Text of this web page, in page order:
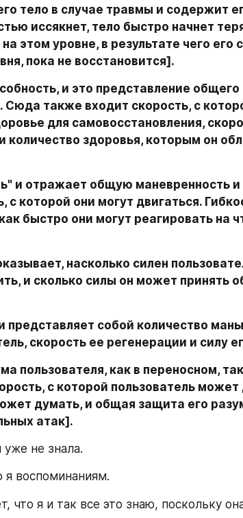
тело в случае травмы и содержит
иссякнет, тело быстро начнет
этом уровне, в результате чего его
пока не восстановится].
и это представление общего
Сюда также входит скорость, с
для самовосстановления,
количество здоровья, которым он
и отражает общую маневренность и
с которой они могут двигаться.
быстро они могут реагировать на
насколько силен
и сколько силы он может принять
представляет собой количество
скорость ее регенерации и силу
пользователя, как в переносном,
с которой пользователь может
думать, и общая защита его
атак].
уже не знала.
воспоминаниям.
что я и так все это знаю, поскольку